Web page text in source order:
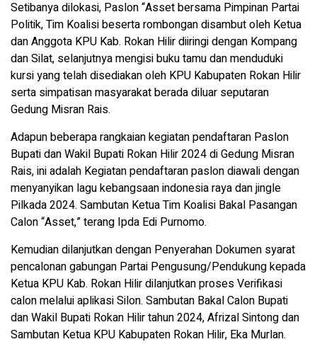
Setibanya dilokasi, Paslon “Asset bersama Pimpinan Partai
Politik, Tim Koalisi beserta rombongan disambut oleh Ketua
dan Anggota KPU Kab. Rokan Hilir diiringi dengan Kompang
dan Silat, selanjutnya mengisi buku tamu dan menduduki
kursi yang telah disediakan oleh KPU Kabupaten Rokan Hilir
serta simpatisan masyarakat berada diluar seputaran
Gedung Misran Rais.
Adapun beberapa rangkaian kegiatan pendaftaran Paslon
Bupati dan Wakil Bupati Rokan Hilir 2024 di Gedung Misran
Rais, ini adalah Kegiatan pendaftaran paslon diawali dengan
menyanyikan lagu kebangsaan indonesia raya dan jingle
Pilkada 2024. Sambutan Ketua Tim Koalisi Bakal Pasangan
Calon “Asset,” terang Ipda Edi Purnomo.
Kemudian dilanjutkan dengan Penyerahan Dokumen syarat
pencalonan gabungan Partai Pengusung/Pendukung kepada
Ketua KPU Kab. Rokan Hilir dilanjutkan proses Verifikasi
calon melalui aplikasi Silon. Sambutan Bakal Calon Bupati
dan Wakil Bupati Rokan Hilir tahun 2024, Afrizal Sintong dan
Sambutan Ketua KPU Kabupaten Rokan Hilir, Eka Murlan.